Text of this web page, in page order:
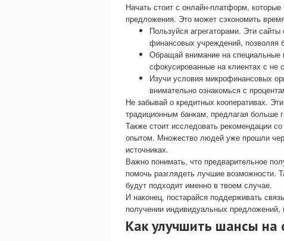
Начать стоит с онлайн-платформ,
предложения. Это может сэкономить
Пользуйся агрегаторами. Эти
финансовых учреждений, позволяя
Обращай внимание на специальные
сфокусированные на клиентах с
Изучи условия микрофинансовых
внимательно ознакомься с
Не забывай о кредитных кооперативах.
традиционным банкам, предлагая больше
Также стоит исследовать рекомендации
опытом. Множество людей уже прошли
источниках.
Важно понимать, что предварительное
помочь разглядеть лучшие возможности.
будут подходит именно в твоем случае.
И наконец, постарайся поддерживать
получении индивидуальных предложений,
Как улучшить шансы на